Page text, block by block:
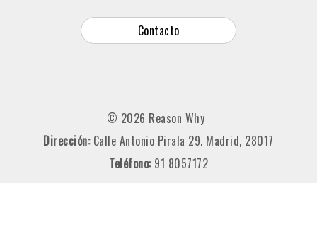
Contacto
© 2026 Reason Why
Dirección: Calle Antonio Pirala 29. Madrid, 28017
Teléfono: 91 8057172